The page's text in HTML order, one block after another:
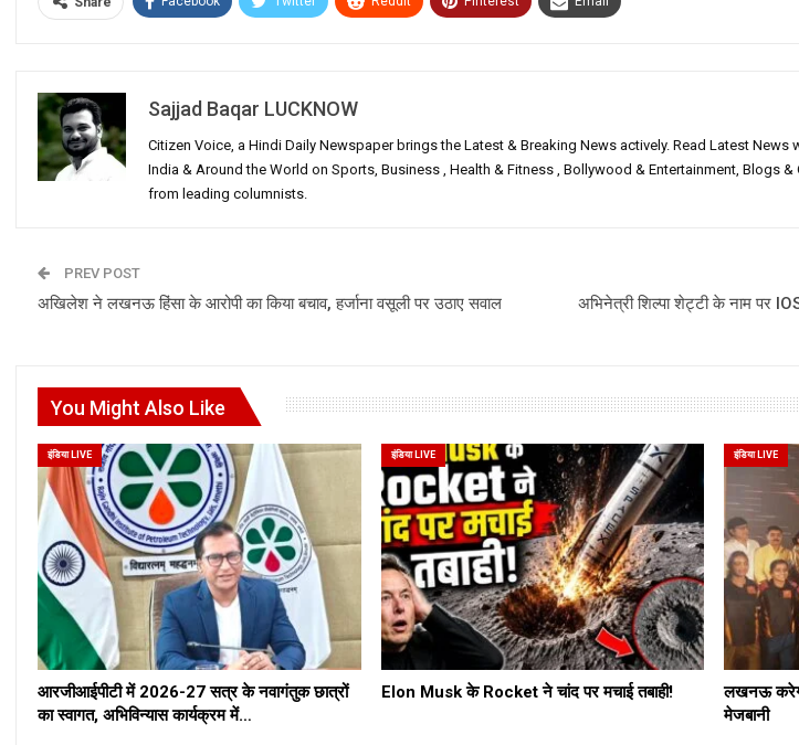
Sajjad Baqar LUCKNOW
Citizen Voice, a Hindi Daily Newspaper brings the Latest & Breaking News actively. Read Latest
India & Around the World on Sports, Business , Health & Fitness , Bollywood & Entertainment, Blogs
from leading columnists.
PREV POST
अखिलेश ने लखनऊ हिंसा के आरोपी का किया बचाव, हर्जाना वसूली पर उठाए सवाल
अभिनेत्री शिल्पा शेट्टी के नाम पर
You Might Also Like
इंडिया LIVE
आरजीआईपीटी में 2026-27 सत्र के नवागंतुक छात्रों
का स्वागत, अभिविन्यास कार्यक्रम में…
इंडिया LIVE
Elon Musk के Rocket ने चांद पर मचाई तबाही!
इंडिया LIVE
लखनऊ करेगा
मेजबानी